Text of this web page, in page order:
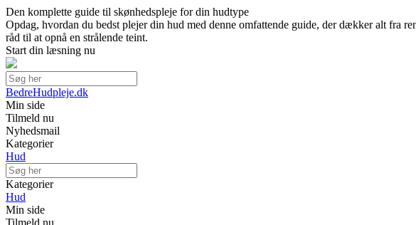
Den komplette guide til skønhedspleje for din hudtype
Opdag, hvordan du bedst plejer din hud med denne omfattende guide, der dækker alt fra
råd til at opnå en strålende teint.
Start din læsning nu
BedreHudpleje.dk
Min side
Tilmeld nu
Nyhedsmail
Kategorier
Hud
Kategorier
Hud
Min side
Tilmeld nu